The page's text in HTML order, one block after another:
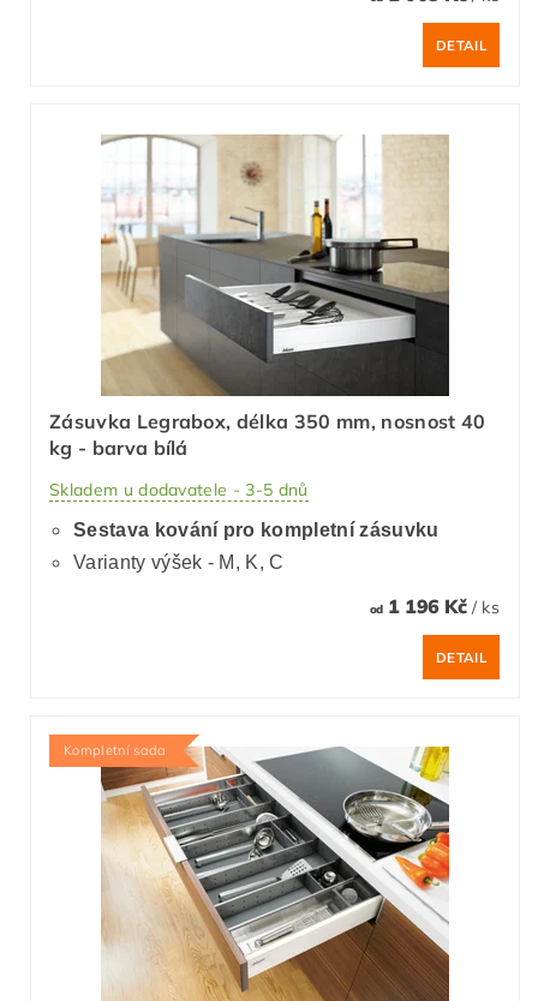
DETAIL
Zásuvka Legrabox, délka 350 mm, nosnost 40
kg - barva bílá
Skladem u dodavatele - 3-5 dnů
Sestava kování pro kompletní zásuvku
Varianty výšek - M, K, C
od1 196 Kč / ks
DETAIL
Kompletní sada